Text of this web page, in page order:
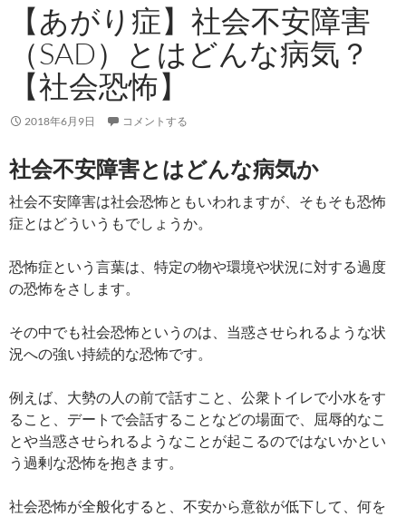
【あがり症】社会不安障害
（SAD）とはどんな病気？
【社会恐怖】
2018年6月9日 コメントする
社会不安障害とはどんな病気か
社会不安障害は社会恐怖ともいわれますが、そもそも恐怖
症とはどういうもでしょうか。
恐怖症という言葉は、特定の物や環境や状況に対する過度
の恐怖をさします。
その中でも社会恐怖というのは、当惑させられるような状
況への強い持続的な恐怖です。
例えば、大勢の人の前で話すこと、公衆トイレで小水をす
ること、デートで会話することなどの場面で、屈辱的なこ
とや当惑させられるようなことが起こるのではないかとい
う過剰な恐怖を抱きます。
社会恐怖が全般化すると、不安から意欲が低下して、何を